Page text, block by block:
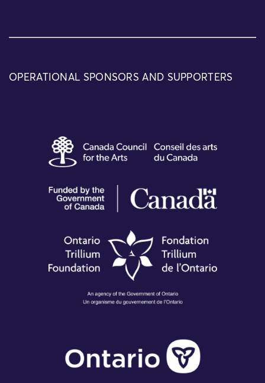
OPERATIONAL SPONSORS AND SUPPORTERS